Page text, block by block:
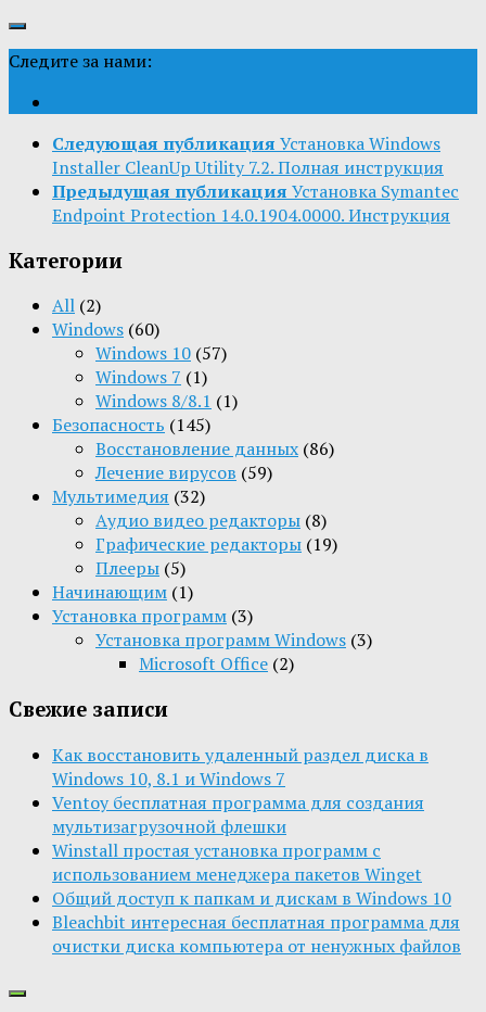
Следите за нами:
Следующая публикация Установка Windows
Installer CleanUp Utility 7.2. Полная инструкция
Предыдущая публикация Установка Symantec
Endpoint Protection 14.0.1904.0000. Инструкция
Категории
All (2)
Windows (60)
Windows 10 (57)
Windows 7 (1)
Windows 8/8.1 (1)
Безопасность (145)
Восстановление данных (86)
Лечение вирусов (59)
Мультимедия (32)
Aудио видео редакторы (8)
Графические редакторы (19)
Плееры (5)
Начинающим (1)
Установка программ (3)
Установка программ Windows (3)
Microsoft Office (2)
Свежие записи
Как восстановить удаленный раздел диска в
Windows 10, 8.1 и Windows 7
Ventoy бесплатная программа для создания
мультизагрузочной флешки
Winstall простая установка программ с
использованием менеджера пакетов Winget
Общий доступ к папкам и дискам в Windows 10
Bleachbit интересная бесплатная программа для
очистки диска компьютера от ненужных файлов